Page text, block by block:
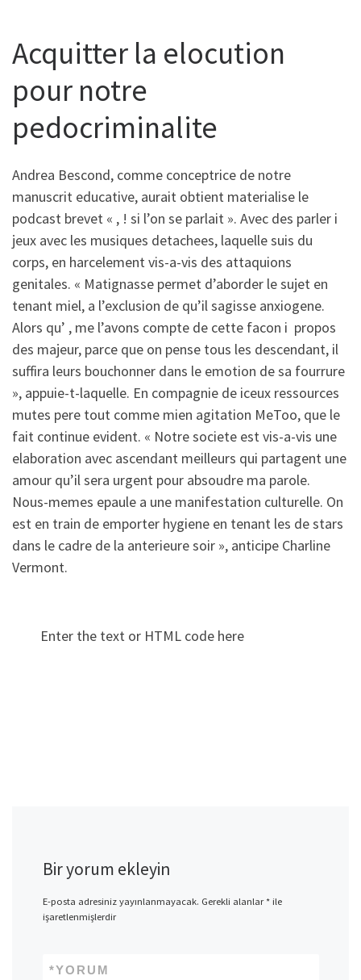
Acquitter la elocution
pour notre
pedocriminalite
Andrea Bescond, comme conceptrice de notre
manuscrit educative, aurait obtient materialise le
podcast brevet « , ! si l’on se parlait ». Avec des parler i
jeux avec les musiques detachees, laquelle suis du
corps, en harcelement vis-a-vis des attaquions
genitales. « Matignasse permet d’aborder le sujet en
tenant miel, a l’exclusion de qu’il sagisse anxiogene.
Alors qu’ , me l’avons compte de cette facon i propos
des majeur, parce que on pense tous les descendant, il
suffira leurs bouchonner dans le emotion de sa fourrure
», appuie-t-laquelle. En compagnie de iceux ressources
mutes pere tout comme mien agitation MeToo, que le
fait continue evident. « Notre societe est vis-a-vis une
elaboration avec ascendant meilleurs qui partagent une
amour qu’il sera urgent pour absoudre ma parole.
Nous-memes epaule a une manifestation culturelle. On
est en train de emporter hygiene en tenant les de stars
dans le cadre de la anterieure soir », anticipe Charline
Vermont.
Enter the text or HTML code here
Bir yorum ekleyin
E-posta adresiniz yayınlanmayacak. Gerekli alanlar*ile
işaretlenmişlerdir
YORUM
*